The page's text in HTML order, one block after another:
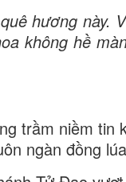
hương này.
không hề
trầm niềm
ngàn đồng